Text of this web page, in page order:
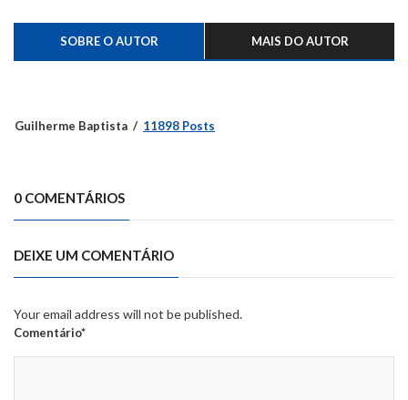
SOBRE O AUTOR MAIS DO AUTOR
Guilherme Baptista 11898 Posts
0 COMENTÁRIOS
DEIXE UM COMENTÁRIO
Your email address will not be published.
Comentário*